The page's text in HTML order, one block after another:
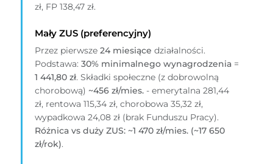
zł, FP 138,47 zł.
Mały ZUS (preferencyjny)
Przez pierwsze24 miesiące działalności.
Podstawa:30% minimalnego wynagrodzenia =
1 441,80 zł. Składki społeczne (z dobrowolną
chorobową) ~456 zł/mies. - emerytalna 281,44
zł, rentowa 115,34 zł, chorobowa 35,32 zł,
wypadkowa 24,08 zł (brak Funduszu Pracy).
Różnica vs duży ZUS: ~1 470 zł/mies. (~17 650
zł/rok).